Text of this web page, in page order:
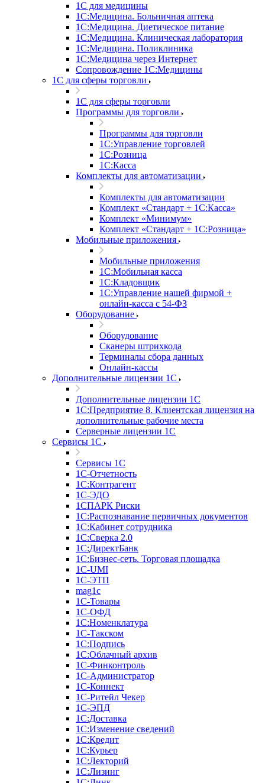
1С для медицины
1С:Медицина. Больничная аптека
1С:Медицина. Диетическое питание
1С:Медицина. Клиническая лаборатория
1С:Медицина. Поликлиника
1С:Медицина через Интернет
Сопровождение 1С:Медицины
1С для сферы торговли
1С для сферы торговли
Программы для торговли
Программы для торговли
1С:Управление торговлей
1С:Розница
1С:Касса
Комплекты для автоматизации
Комплекты для автоматизации
Комплект «Стандарт + 1С:Касса»
Комплект «Минимум»
Комплект «Стандарт + 1С:Розница»
Мобильные приложения
Мобильные приложения
1С:Мобильная касса
1С:Кладовщик
1С:Управление нашей фирмой +
онлайн-касса с 54-ФЗ
Оборудование
Оборудование
Сканеры штрихкода
Терминалы сбора данных
Онлайн-кассы
Дополнительные лицензии 1С
Дополнительные лицензии 1С
1С:Предприятие 8. Клиентская лицензия на
дополнительные рабочие места
Серверные лицензии 1С
Сервисы 1С
Сервисы 1С
1С-Отчетность
1С:Контрагент
1С-ЭДО
1СПАРК Риски
1С:Распознавание первичных документов
1С:Кабинет сотрудника
1С:Сверка 2.0
1С:ДиректБанк
1С:Бизнес-сеть. Торговая площадка
1С-UMI
1С-ЭТП
mag1c
1С-Товары
1С-ОФД
1С:Номенклатура
1С-Такском
1С:Подпись
1С:Облачный архив
1С-Финконтроль
1С-Администратор
1С-Коннект
1С-Ритейл Чекер
1С-ЭПД
1С:Доставка
1С:Изменение сведений
1С:Кредит
1С:Курьер
1С:Лекторий
1С:Лизинг